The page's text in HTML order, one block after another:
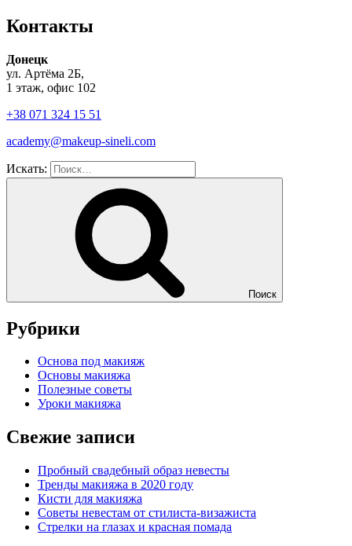
Контакты
Донецк
ул. Артёма 2Б,
1 этаж, офис 102
+38 071 324 15 51
academy@makeup-sineli.com
Искать:
Поиск
Рубрики
Основа под макияж
Основы макияжа
Полезные советы
Уроки макияжа
Свежие записи
Пробный свадебный образ невесты
Тренды макияжа в 2020 году
Кисти для макияжа
Советы невестам от стилиста-визажиста
Стрелки на глазах и красная помада